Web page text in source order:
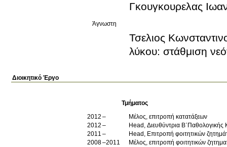
Γκουγκουρελας
Άγνωστη
Τσελιος
λύκου: στάθμιση
Διοικητικό Έργο
Τμήματος
2012
Μέλος, επιτροπή κατατάξεων
2012
Head, Διευθύντρια Β΄Παθολογικής
2011
Head, Eπιτροπή φοιτητικών
2008
2011
Μέλος, επιτροπή φοιτητικών